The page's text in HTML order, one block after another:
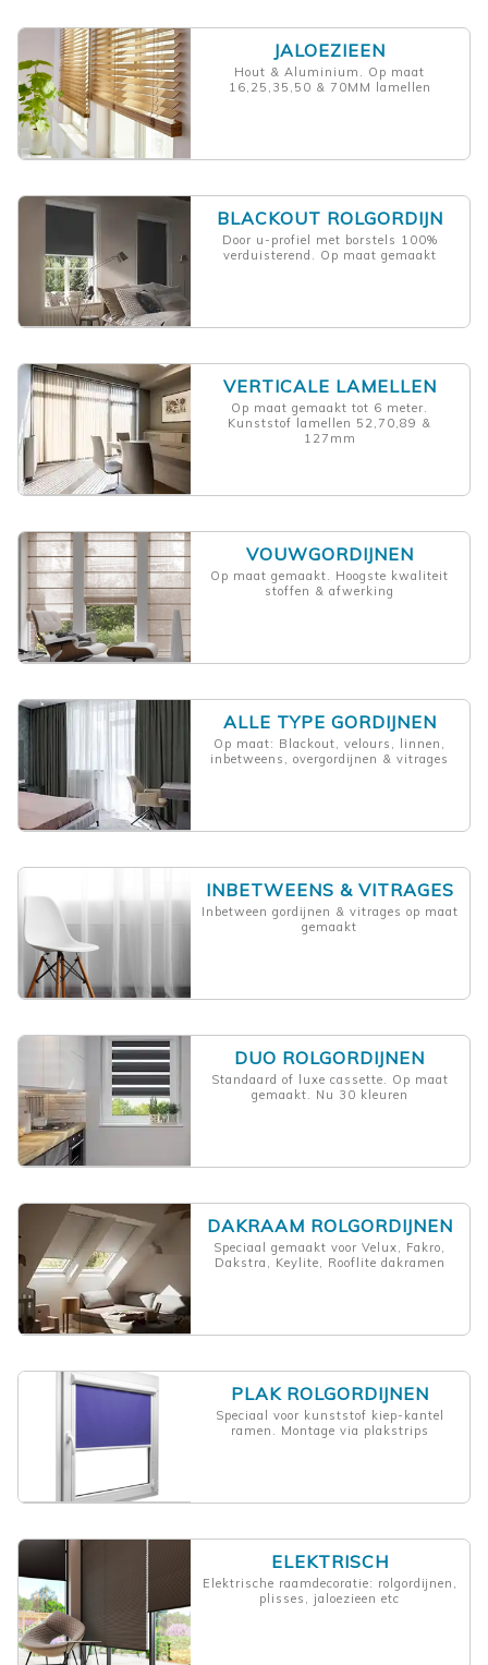
JALOEZIEEN
Hout & Aluminium. Op maat
16,25,35,50 & 70MM lamellen
BLACKOUT ROLGORDIJN
Door u-profiel met borstels 100%
verduisterend. Op maat gemaakt
VERTICALE LAMELLEN
Op maat gemaakt tot 6 meter.
Kunststof lamellen 52,70,89 &
127mm
VOUWGORDIJNEN
Op maat gemaakt. Hoogste kwaliteit
stoffen & afwerking
ALLE TYPE GORDIJNEN
Op maat: Blackout, velours, linnen,
inbetweens, overgordijnen & vitrages
INBETWEENS & VITRAGES
Inbetween gordijnen & vitrages op maat
gemaakt
DUO ROLGORDIJNEN
Standaard of luxe cassette. Op maat
gemaakt. Nu 30 kleuren
DAKRAAM ROLGORDIJNEN
Speciaal gemaakt voor Velux, Fakro,
Dakstra, Keylite, Rooflite dakramen
PLAK ROLGORDIJNEN
Speciaal voor kunststof kiep-kantel
ramen. Montage via plakstrips
ELEKTRISCH
Elektrische raamdecoratie: rolgordijnen,
plisses, jaloezieen etc